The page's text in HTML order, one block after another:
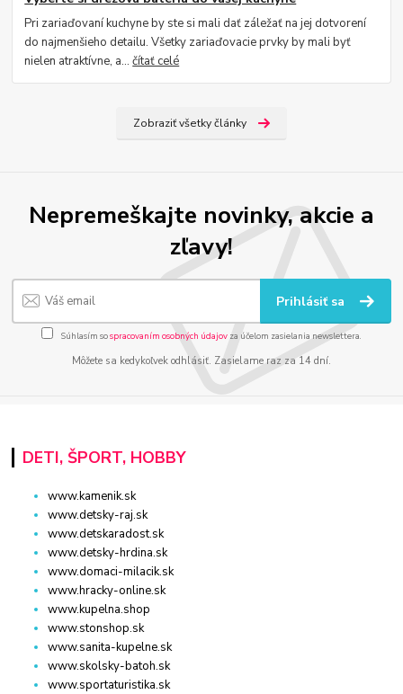
Pri zariaďovaní kuchyne by ste si mali dať záležať na jej dotvorení
do najmenšieho detailu. Všetky zariaďovacie prvky by mali byť
nielen atraktívne, a...čítať celé
Zobraziť všetky články
Nepremeškajte novinky, akcie a
zľavy!
Prihlásiť sa
Súhlasím sospracovaním osobných údajov za účelom zasielania newslettera.
Môžete sa kedykoľvek odhlásiť. Zasielame raz za 14 dní.
DETI, ŠPORT, HOBBY
www.kamenik.sk
www.detsky-raj.sk
www.detskaradost.sk
www.detsky-hrdina.sk
www.domaci-milacik.sk
www.hracky-online.sk
www.kupelna.shop
www.stonshop.sk
www.sanita-kupelne.sk
www.skolsky-batoh.sk
www.sportaturistika.sk